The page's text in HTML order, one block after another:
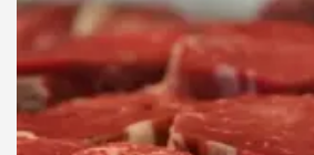
19.10.2025 Sağlık